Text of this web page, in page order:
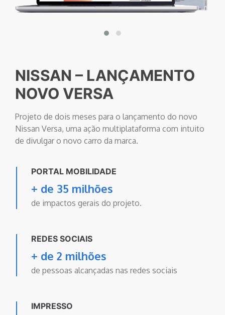
NISSAN – LANÇAMENTO
NOVO VERSA
Projeto de dois meses para o lançamento do novo
Nissan Versa, uma ação multiplataforma com intuito
de divulgar o novo carro da marca.
PORTAL MOBILIDADE
+ de 35 milhões
de impactos gerais do projeto.
REDES SOCIAIS
+ de 2 milhões
de pessoas alcançadas nas redes sociais
IMPRESSO